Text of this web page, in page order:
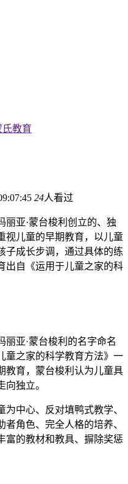
教育
24人看过
丽亚·蒙台梭利创立的、独
视儿童的早期教育，以儿童
子成长步调，通过具体的练
出自《运用于儿童之家的科
丽亚·蒙台梭利的名字命名
童之家的科学教育方法》一
教育，蒙台梭利认为儿童具
独立。
中心、反对填鸭式教学、
角色、完全人格的培养、
富的教材和教具、摒除奖惩